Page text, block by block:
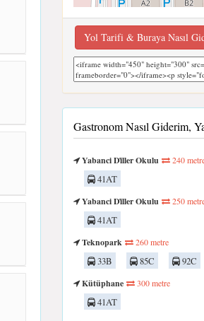
Yol Tarifi & Buraya Nasıl
Gastronom Nasıl Giderim,
Yabanci Di̇ller Okulu 240
41AT
Yabanci Di̇ller Okulu
250
41AT
Teknopark
260 metre
33B 85C
92C
Kütüphane
300 metre
41AT